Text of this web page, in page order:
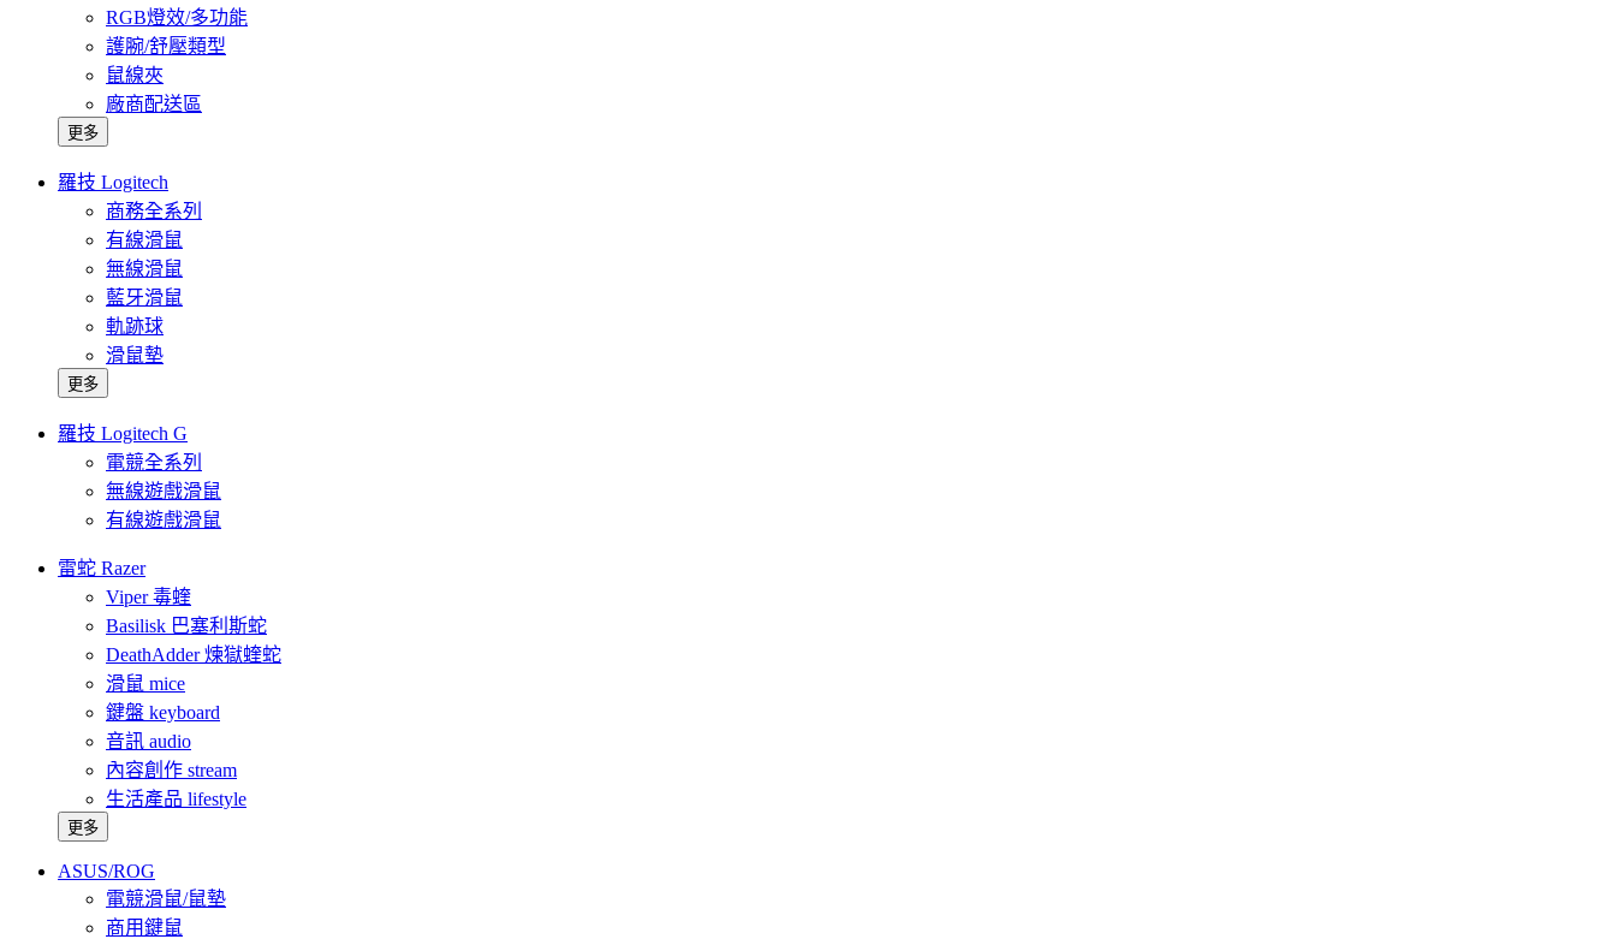
RGB燈效/多功能
護腕/舒壓類型
鼠線夾
廠商配送區
更多
羅技 Logitech
商務全系列
有線滑鼠
無線滑鼠
藍牙滑鼠
軌跡球
滑鼠墊
更多
羅技 Logitech G
電競全系列
無線遊戲滑鼠
有線遊戲滑鼠
雷蛇 Razer
Viper 毒蝰
Basilisk 巴塞利斯蛇
DeathAdder 煉獄蝰蛇
滑鼠 mice
鍵盤 keyboard
音訊 audio
內容創作 stream
生活產品 lifestyle
更多
ASUS/ROG
電競滑鼠/鼠墊
商用鍵鼠